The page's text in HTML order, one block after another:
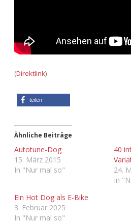
(Direktlink)
teilen
Ähnliche Beiträge
Autotune-Dog
15. März 2015
In "Nur mal so"
40
24.
In
Ein Hot Dog als E-Bike
3. Februar 2025
In "Nur mal so"